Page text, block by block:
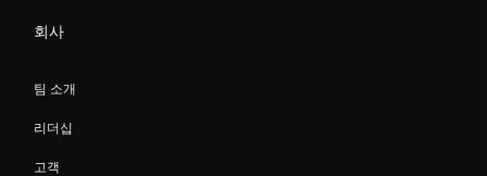
회사
팀 소개
리더십
고객